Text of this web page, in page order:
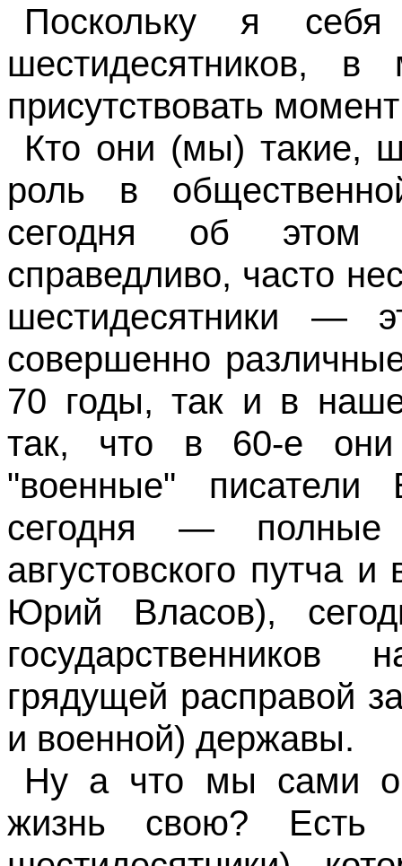
Поскольку я
шестидесятников, в
присутствовать
Кто они (мы) такие,
роль в
сегодня об этом
справедливо, часто
шестидесятники —
совершенно
70 годы, так и в
так, что в 60-е
"военные"
сегодня —
августовского путча
Юрий Власов),
грядущей расправой
и военной) державы.
Ну а что мы сами о
жизнь свою? Есть